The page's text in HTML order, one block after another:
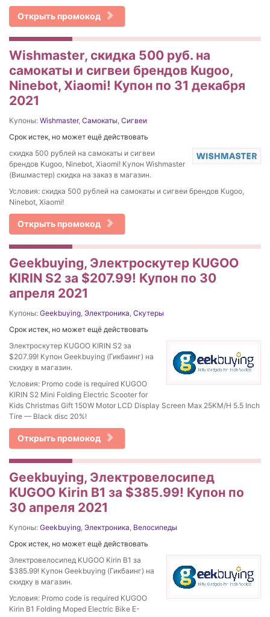
Открыть промокод
Wishmaster, скидка 500 руб. на
самокаты и сигвеи брендов Kugoo,
Ninebot, Xiaomi! Купон по 31 декабря
2021
Купоны: Wishmaster, Самокаты, Сигвеи
Срок истек, но может ещё действовать
скидка 500 рублей на самокаты и сигвеи
брендов Kugoo, Ninebot, Xiaomi! Купон Wishmaster
(Вишмастер) скидка на заказ в магазин.
Условия: скидка 500 рублей на самокаты и сигвеи брендов Kugoo,
Ninebot, Xiaomi!
Открыть промокод
Geekbuying, Электроскутер KUGOO
KIRIN S2 за $207.99! Купон по 30
апреля 2021
Купоны: Geekbuying, Электроника, Скутеры
Срок истек, но может ещё действовать
Электроскутер KUGOO KIRIN S2 за
$207.99! Купон Geekbuying (Гикбаинг) на
скидку в магазин.
Условия: Promo code is required KUGOO
KIRIN S2 Mini Folding Electric Scooter for
Kids Christmas Gift 150W Motor LCD Display Screen Max 25KM/H 5.5 Inch
Tire — Black disc 20%!
Открыть промокод
Geekbuying, Электровелосипед
KUGOO Kirin B1 за $385.99! Купон по
30 апреля 2021
Купоны: Geekbuying, Электроника, Велосипеды
Срок истек, но может ещё действовать
Электровелосипед KUGOO Kirin B1 за
$385.99! Купон Geekbuying (Гикбаинг) на
скидку в магазин.
Условия: Promo code is required KUGOO
Kirin B1 Folding Moped Electric Bike E-